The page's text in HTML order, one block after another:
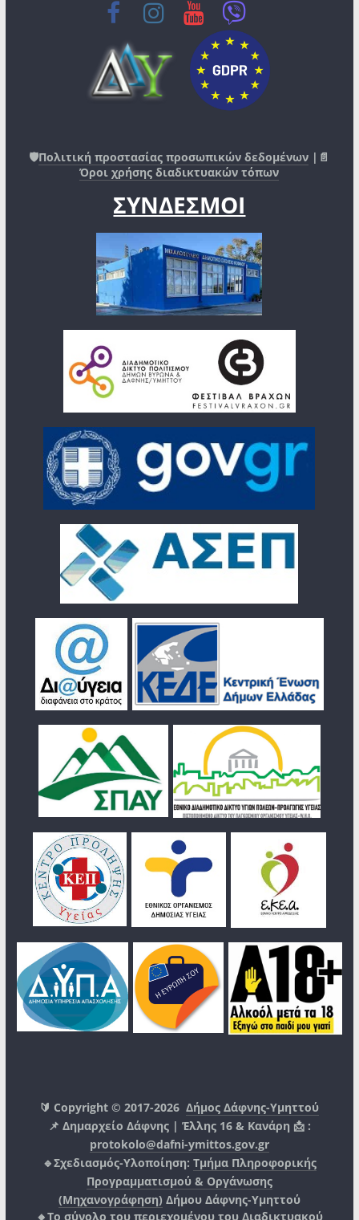
🛡️Πολιτική προστασίας προσωπικών δεδομένων |📄
Όροι χρήσης διαδικτυακών τόπων
ΣΥΝΔΕΣΜΟΙ
🔰 Copyright © 2017-2026Δήμος Δάφνης-Υμηττού
📌 Δημαρχείο Δάφνης | Έλλης 16 & Κανάρη 📩 :
protokolo@dafni-ymittos.gov.gr
🔹Σχεδιασμός-Υλοποίηση: Τμήμα Πληροφορικής
Προγραμματισμού & Οργάνωσης
(Μηχανογράφηση) Δήμου Δάφνης-Υμηττού
🔸Το σύνολο του περιεχομένου του Διαδικτυακού